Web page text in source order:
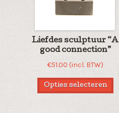
Liefdes sculptuur “A
good connection”
€51.00 (incl. BTW)
Opties selecteren